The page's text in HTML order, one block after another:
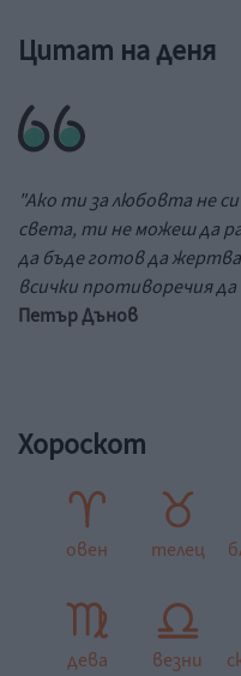
Цитат на деня
"Ако ти за любовта не
света, ти не можеш да
да бъде готов да
всички противоречия
Петър Дънов
Хороскот
овен телец
дева везни